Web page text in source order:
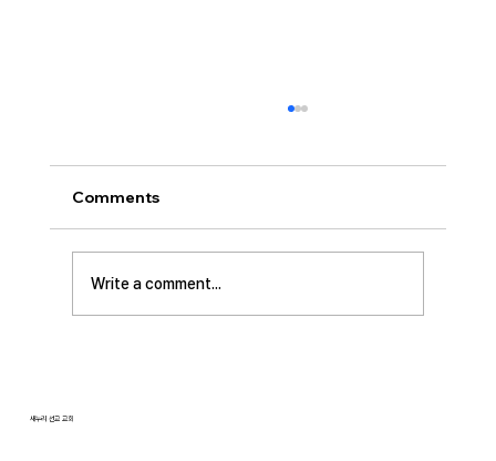
• 성만찬 오늘 예배중에 있습니다. 준비해 주신
부장님께 감사드립니다. • 북가주 남침례교 한인
교회 협의회 모임 8월 11일 화요일 오전 11시에
저희 교회에서 호스트 합니다. 목회자 40여명 식
사 준비를 돕고자 하시는 분들은 정경애 권사님
Comments
Write a comment...
새누리 선교 교회